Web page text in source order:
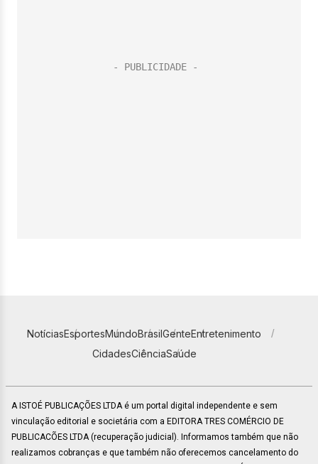
NotíciasEsportesMundoBrasilGenteEntretenimento
CidadesCiênciaSaúde
A ISTOÉ PUBLICAÇÕES LTDA é um portal digital independente e sem
vinculação editorial e societária com a EDITORA TRES COMÉRCIO DE
PUBLICACÕES LTDA (recuperação judicial). Informamos também que não
realizamos cobranças e que também não oferecemos cancelamento do